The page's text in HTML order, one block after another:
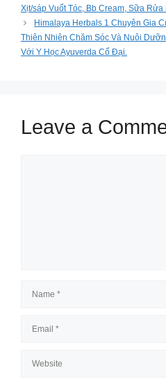
Xịt/sáp Vuốt Tóc, Bb Cream, Sữa
Himalaya Herbals 1 Chuyên Gia
Thiên Nhiên Chăm Sóc Và Nuôi
Với Y Học Ayuverda Cổ Đại.
Leave a